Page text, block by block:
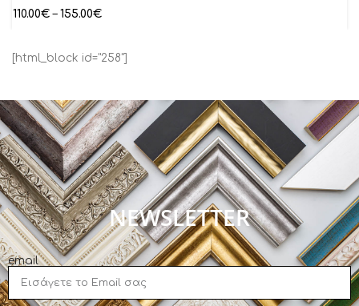
110.00€ – 155.00€
[html_block id="258"]
NEWSLETTER
email